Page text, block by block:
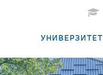
УНИВЕРЗИТЕТ